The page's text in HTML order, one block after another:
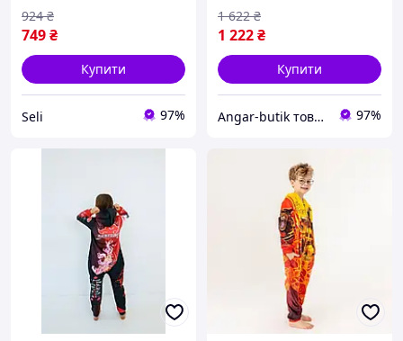
749₴
924 ₴
Купити
Seli 97%
1 222₴
1 622 ₴
Купити
Angar-butik товари для дому та побуту 97%